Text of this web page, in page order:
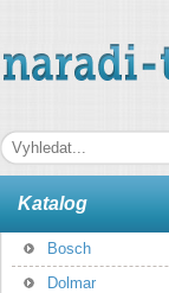
naradi-technika.cz
Katalog
Bosch
Dolmar
Hledaná fráze